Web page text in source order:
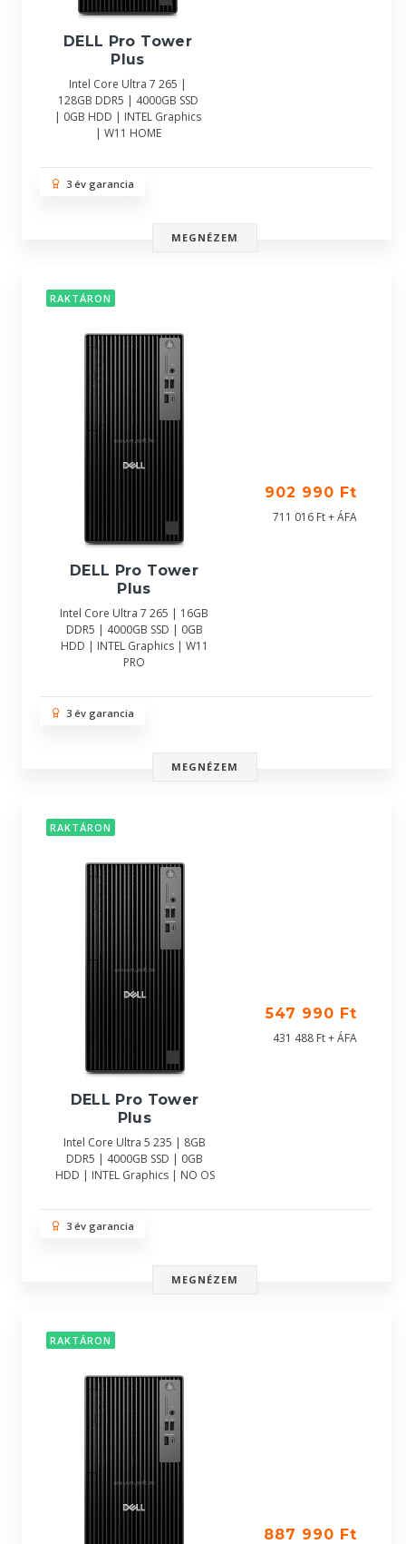
DELL Pro Tower
Plus
Intel Core Ultra 7 265 |
128GB DDR5 | 4000GB SSD
| 0GB HDD | INTEL Graphics
| W11 HOME
3 év garancia
MEGNÉZEM
RAKTÁRON
DELL Pro Tower
Plus
Intel Core Ultra 7 265 | 16GB
DDR5 | 4000GB SSD | 0GB
HDD | INTEL Graphics | W11
PRO
902 990 Ft
711 016 Ft + ÁFA
3 év garancia
MEGNÉZEM
RAKTÁRON
DELL Pro Tower
Plus
Intel Core Ultra 5 235 | 8GB
DDR5 | 4000GB SSD | 0GB
HDD | INTEL Graphics | NO OS
547 990 Ft
431 488 Ft + ÁFA
3 év garancia
MEGNÉZEM
RAKTÁRON
887 990 Ft